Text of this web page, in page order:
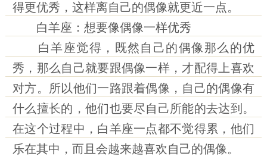
得更优秀，这样离自己的偶像就更近一点。
白羊座：想要像偶像一样优秀
白羊座觉得，既然自己的偶像那么的优
秀，那么自己就要跟偶像一样，才配得上喜欢
对方。所以他们一路跟着偶像，自己的偶像有
什么擅长的，他们也要尽自己所能的去达到。
在这个过程中，白羊座一点都不觉得累，他们
乐在其中，而且会越来越喜欢自己的偶像。